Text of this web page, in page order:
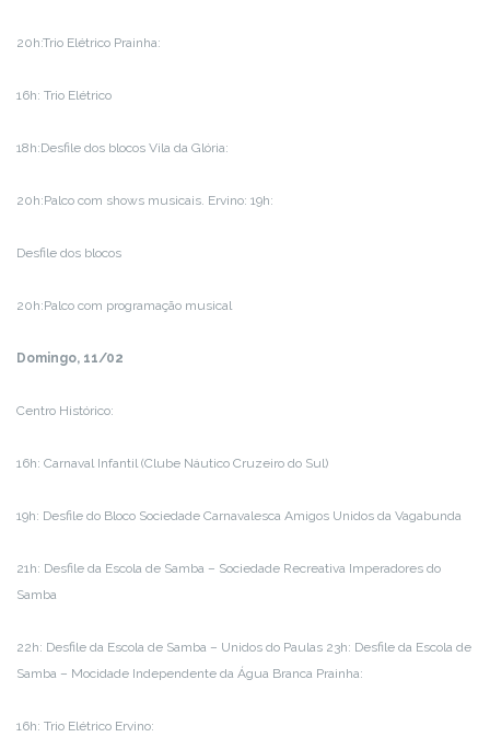
20h:Trio Elétrico Prainha:
16h: Trio Elétrico
18h:Desfile dos blocos Vila da Glória:
20h:Palco com shows musicais. Ervino: 19h:
Desfile dos blocos
20h:Palco com programação musical
Domingo, 11/02
Centro Histórico:
16h: Carnaval Infantil (Clube Náutico Cruzeiro do Sul)
19h: Desfile do Bloco Sociedade Carnavalesca Amigos Unidos da Vagabunda
21h: Desfile da Escola de Samba – Sociedade Recreativa Imperadores do
Samba
22h: Desfile da Escola de Samba – Unidos do Paulas 23h: Desfile da Escola de
Samba – Mocidade Independente da Água Branca Prainha:
16h: Trio Elétrico Ervino: